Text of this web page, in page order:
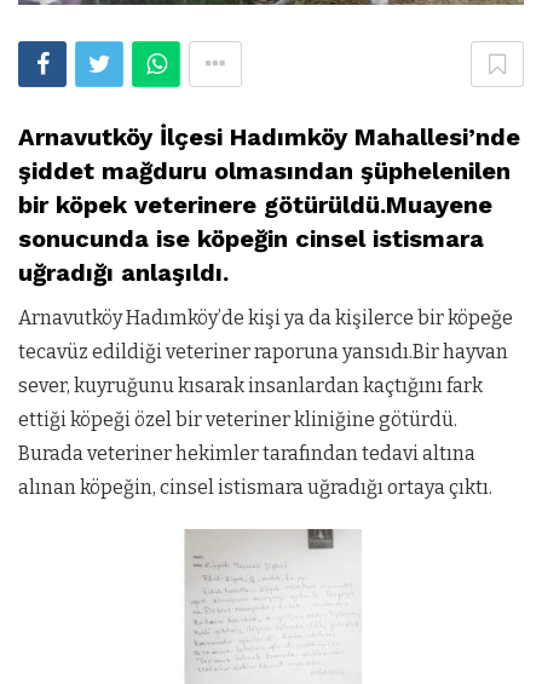
Arnavutköy İlçesi Hadımköy Mahallesi’nde
şiddet mağduru olmasından şüphelenilen
bir köpek veterinere götürüldü.Muayene
sonucunda ise köpeğin cinsel istismara
uğradığı anlaşıldı.
Arnavutköy Hadımköy’de kişi ya da kişilerce bir köpeğe
tecavüz edildiği veteriner raporuna yansıdı.Bir hayvan
sever, kuyruğunu kısarak insanlardan kaçtığını fark
ettiği köpeği özel bir veteriner kliniğine götürdü.
Burada veteriner hekimler tarafından tedavi altına
alınan köpeğin, cinsel istismara uğradığı ortaya çıktı.